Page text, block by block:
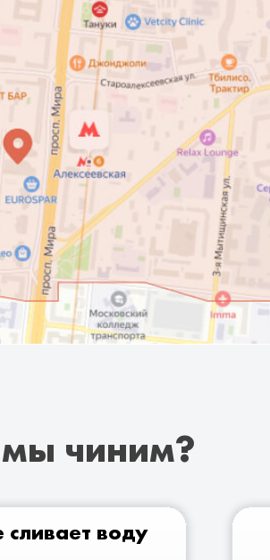
чиним?
сливает воду